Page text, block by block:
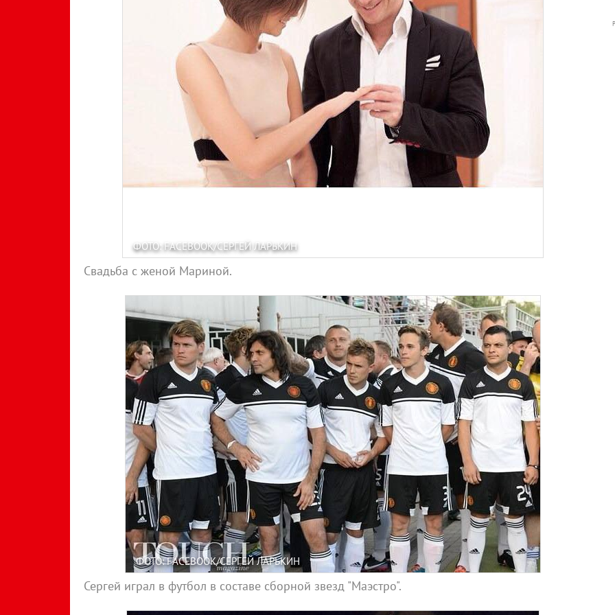
ФОТО: FACEBOOK/СЕРГЕЙ ЛАРЬКИН
Свадьба с женой Мариной.
ФОТО: FACEBOOK/СЕРГЕЙ ЛАРЬКИН
Сергей играл в футбол в составе сборной звезд "Маэстро".